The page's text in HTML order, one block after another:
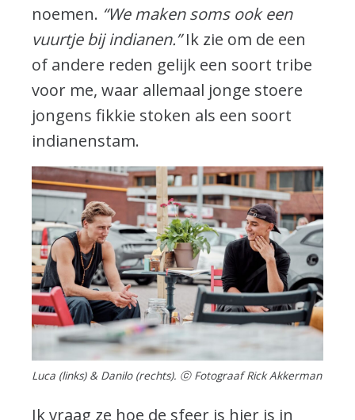
noemen. “We maken soms ook een
vuurtje bij indianen.”Ik zie om de een
of andere reden gelijk een soort tribe
voor me, waar allemaal jonge stoere
jongens fikkie stoken als een soort
indianenstam.
Luca (links) & Danilo (rechts). ⓒ Fotograaf Rick Akkerman
Ik vraag ze hoe de sfeer is hier is in